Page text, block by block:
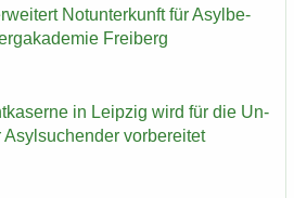
Not­un­ter­kunft für Asyl­be­
Frei­berg
in Leip­zig wird für die Un­
vor­be­rei­tet